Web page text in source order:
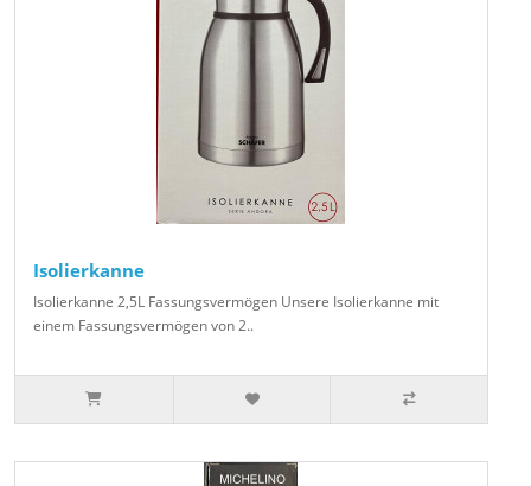
Isolierkanne
Isolierkanne 2,5L Fassungsvermögen Unsere Isolierkanne mit
einem Fassungsvermögen von 2..